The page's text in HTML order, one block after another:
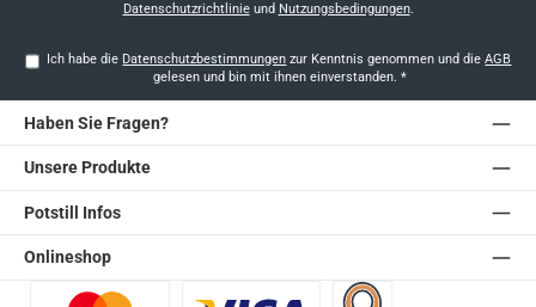
Datenschutzrichtlinieund Nutzungsbedingungen.
Ich habe die Datenschutzbestimmungen zur Kenntnis genommen und dieAGB
gelesen und bin mit ihnen einverstanden. *
Haben Sie Fragen?
Unsere Produkte
Potstill Infos
Onlineshop